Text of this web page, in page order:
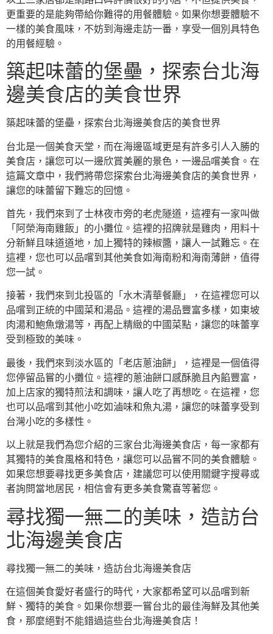
更重要的是能夠帶給你難得的用餐體驗。如果你想要體驗不
一樣的美食風味，不妨到海邊走訪一番，享受一個別具特色
的用餐經驗。
築起味蕾的堡壘，探索台北海
邊美食店的美食世界
築起味蕾的堡壘，探索台北海邊美食店的美食世界
台北是一個美食天堂，而在海邊區域更是有許多引人入勝的
美食店，讓您可以一邊欣賞美麗的景色，一邊品嚐美食。在
這篇文章中，我們將帶您探索台北海邊美食店的美食世界，
讓您的味蕾留下難忘的回憶。
首先，我們來到了士林夜市旁的老虎隧道，這裡有一家叫做
「阿榮海南雞飯」的小攤位。這裡的招牌就是雞肉，用料十
分新鮮且味道道地，加上獨特的辣椒醬，讓人一試難忘。在
這裡，您也可以品嚐到其他美食如海南粉和海南薄餅，值得
您一試。
接著，我們來到北投區的「水木清華餐廳」，在這裡您可以
品嚐到正統的中國菜和湯品。這裡的湯品豐富多樣，如東坡
肉湯和鮑魚燉湯等，再配上精緻的中國菜點，讓您的味蕾享
受到極致的美味。
最後，我們來到淡水區的「老店蔥油餅」，這裡是一個值得
您停留品嘗的小攤位。這裡的蔥油餅口感酥脆且內餡豐富，
加上店家的獨特煎法和調味，讓人吃了再想吃。在這裡，您
也可以品嚐到其他小吃如滷味和魚丸湯，讓您的味蕾享受到
台灣小吃的多樣性。
以上就是我們為您介紹的三家台北海邊美食店，每一家都有
其獨特的美食風格和特色，讓您可以品嘗不同的美食體驗。
如果您想要尋找更多美食店，建議您可以使用關鍵字搜尋或
者詢問當地居民，相信會有更多美食驚喜等著您。
尋找獨一無二的美味，造訪台
北海邊美食店
尋找獨一無二的美味，造訪台北海邊美食店
在這個美食愛好者盛行的時代，大家都希望可以品嚐到新
鮮、獨特的美食。如果你想要一嘗台北的最佳海鮮及其他美
食，那麼絕對不能錯過這些台北海邊美食店！